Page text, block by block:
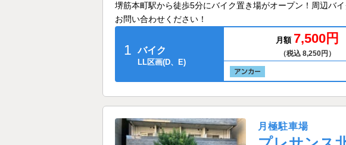
堺筋本町駅から徒歩5分にバイク置き場がオープン！周辺バ
お問い合わせください！
1 バイク
LL区画(D、E)
月額 7,500円
（税込 8,250円）
月極駐車場